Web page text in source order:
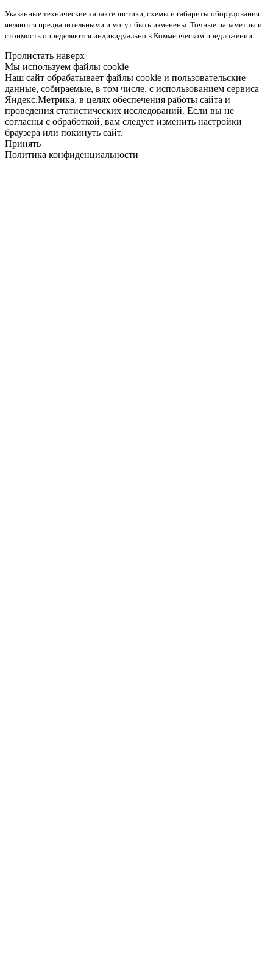
Указанные технические характеристики, схемы и габариты оборудования
являются предварительными и могут быть изменены. Точные параметры и
стоимость определяются индивидуально в Коммерческом предложении
Пролистать наверх
Мы используем файлы cookie
Наш сайт обрабатывает файлы cookie и пользовательские
данные, собираемые, в том числе, с использованием сервиса
Яндекс.Метрика, в целях обеспечения работы сайта и
проведения статистических исследований. Если вы не
согласны с обработкой, вам следует изменить настройки
браузера или покинуть сайт.
Принять
Политика конфиденциальности